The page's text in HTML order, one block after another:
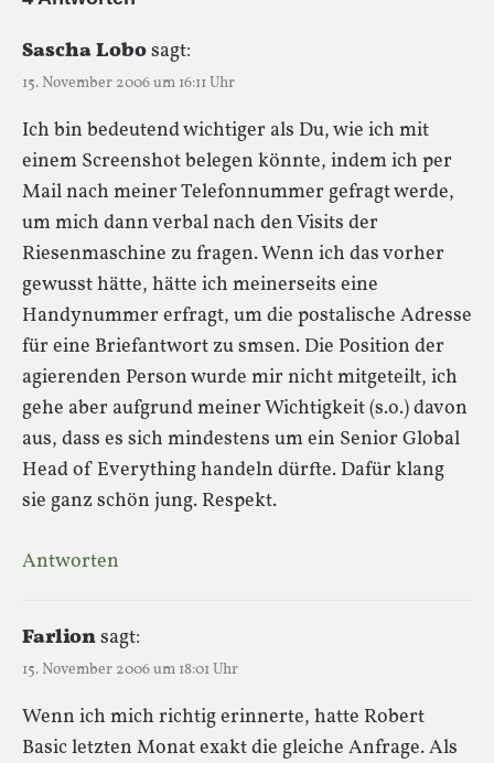
Sascha Lobosagt:
15. November 2006 um 16:11 Uhr
Ich bin bedeutend wichtiger als Du, wie ich mit
einem Screenshot belegen könnte, indem ich per
Mail nach meiner Telefonnummer gefragt werde,
um mich dann verbal nach den Visits der
Riesenmaschine zu fragen. Wenn ich das vorher
gewusst hätte, hätte ich meinerseits eine
Handynummer erfragt, um die postalische Adresse
für eine Briefantwort zu smsen. Die Position der
agierenden Person wurde mir nicht mitgeteilt, ich
gehe aber aufgrund meiner Wichtigkeit (s.o.) davon
aus, dass es sich mindestens um ein Senior Global
Head of Everything handeln dürfte. Dafür klang
sie ganz schön jung. Respekt.
Antworten
Farlionsagt:
15. November 2006 um 18:01 Uhr
Wenn ich mich richtig erinnerte, hatte Robert
Basic letzten Monat exakt die gleiche Anfrage. Als